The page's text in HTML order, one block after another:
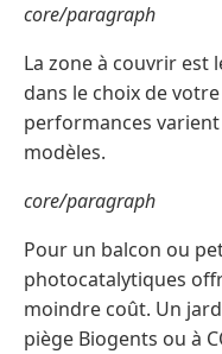
core/paragraph
La zone à couvrir
dans le choix de
performances
modèles.
core/paragraph
Pour un balcon ou
photocatalytiques
moindre coût. Un
piège Biogents ou à